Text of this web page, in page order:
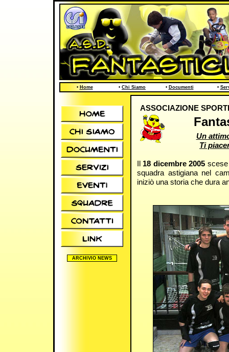
• Home • Chi Siamo • Documenti •
ARCHIVIO NEWS
ASSOCIAZIONE
Un
Ti
Il 18 dicembre 2005
squadra astigiana nel
iniziò una storia che dura